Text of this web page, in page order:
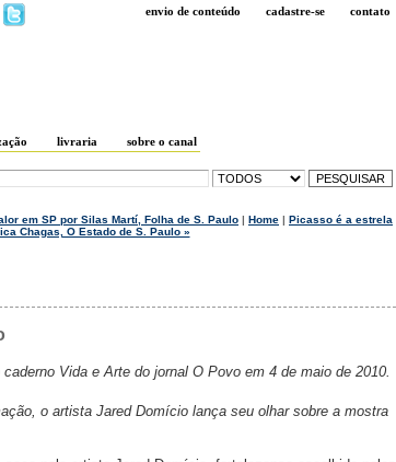
envio de conteúdo cadastre-se contato
livraria sobre o canal
em SP por Silas Martí, Folha de S. Paulo | Home | Picasso é a estrela
Chagas, O Estado de S. Paulo »
caderno Vida e Arte do jornal O Povo em 4 de maio de 2010.
o artista Jared Domício lança seu olhar sobre a mostra